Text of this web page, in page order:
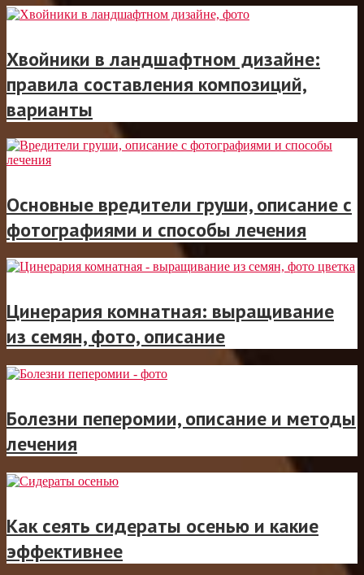
Хвойники в ландшафтном дизайне:
правила составления композиций,
варианты
Основные вредители груши, описание с
фотографиями и способы лечения
Цинерария комнатная: выращивание
из семян, фото, описание
Болезни пеперомии, описание и методы
лечения
Как сеять сидераты осенью и какие
эффективнее